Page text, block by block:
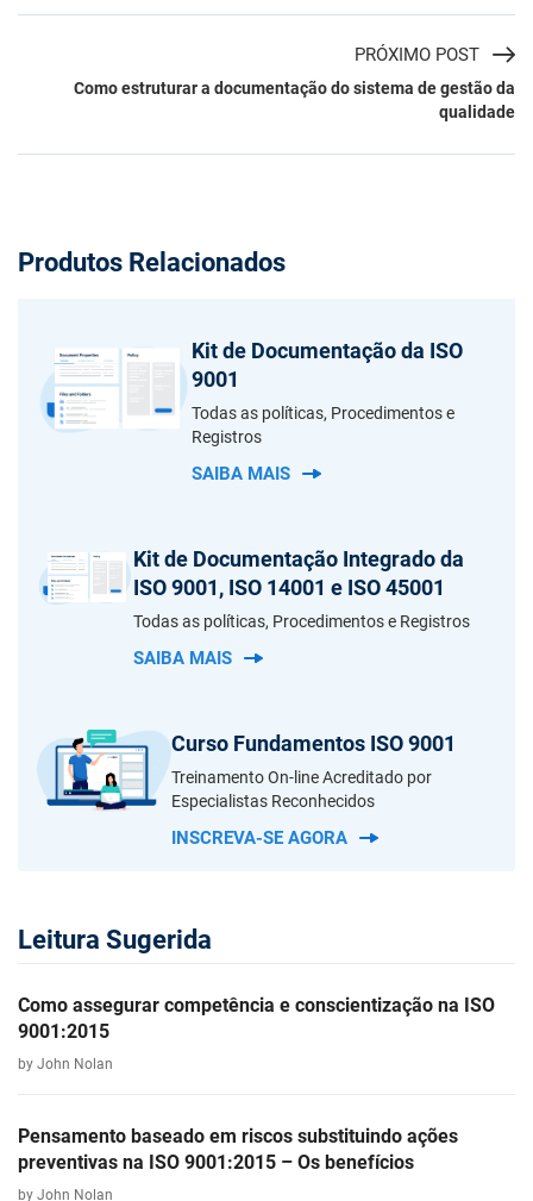
PRÓXIMO POST
Como estruturar a documentação do sistema de gestão da
qualidade
Produtos Relacionados
Kit de Documentação da ISO
9001
Todas as políticas, Procedimentos e
Registros
SAIBA MAIS
Kit de Documentação Integrado da
ISO 9001, ISO 14001 e ISO 45001
Todas as políticas, Procedimentos e Registros
SAIBA MAIS
Curso Fundamentos ISO 9001
Treinamento On-line Acreditado por
Especialistas Reconhecidos
INSCREVA-SE AGORA
Leitura Sugerida
Como assegurar competência e conscientização na ISO
9001:2015
by John Nolan
Pensamento baseado em riscos substituindo ações
preventivas na ISO 9001:2015 – Os benefícios
by John Nolan